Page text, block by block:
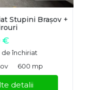
Stupini Brașov +
€
de închiriat
600 mp
detalii